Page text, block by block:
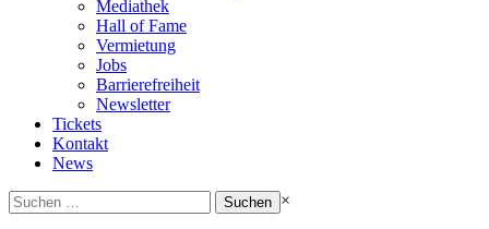
Mediathek
Hall of Fame
Vermietung
Jobs
Barrierefreiheit
Newsletter
Tickets
Kontakt
News
Suchen
nach:
×